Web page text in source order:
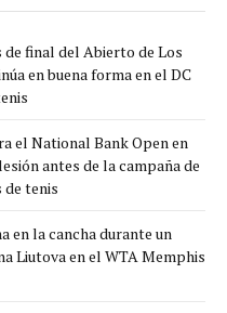
final del Abierto de Los
en buena forma en el DC
el National Bank Open en
antes de la campaña de
de tenis
en la cancha durante un
Liutova en el WTA Memphis